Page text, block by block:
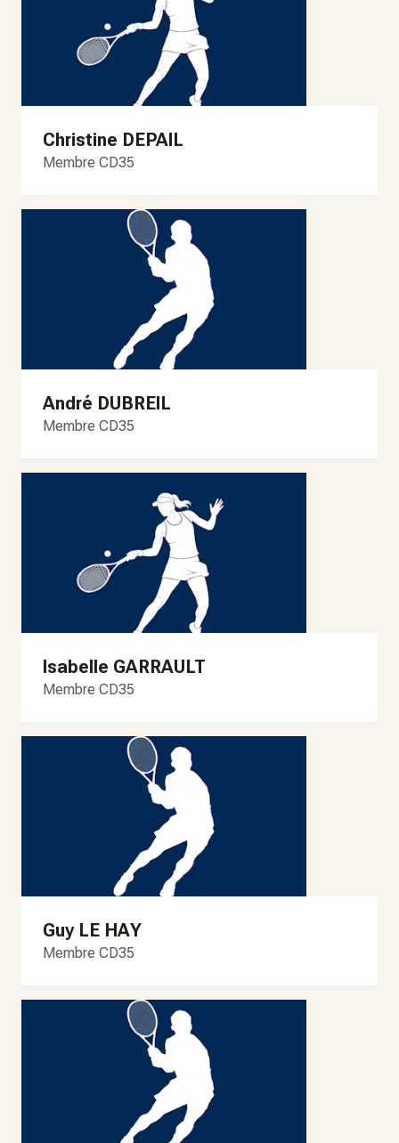
Christine DEPAIL
Membre CD35
André DUBREIL
Membre CD35
Isabelle GARRAULT
Membre CD35
Guy LE HAY
Membre CD35